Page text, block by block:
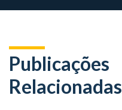
Publicações
Relacionadas